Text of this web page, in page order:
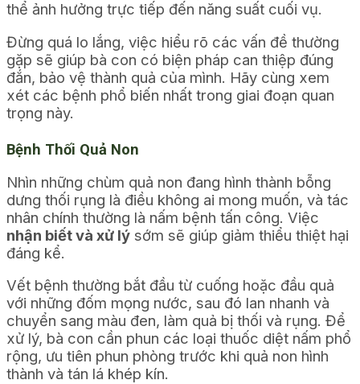
thể ảnh hưởng trực tiếp đến năng suất cuối vụ.
Đừng quá lo lắng, việc hiểu rõ các vấn đề thường
gặp sẽ giúp bà con có biện pháp can thiệp đúng
đắn, bảo vệ thành quả của mình. Hãy cùng xem
xét các bệnh phổ biến nhất trong giai đoạn quan
trọng này.
Bệnh Thối Quả Non
Nhìn những chùm quả non đang hình thành bỗng
dưng thối rụng là điều không ai mong muốn, và tác
nhân chính thường là nấm bệnh tấn công. Việc
nhận biết và xử lý sớm sẽ giúp giảm thiểu thiệt hại
đáng kể.
Vết bệnh thường bắt đầu từ cuống hoặc đầu quả
với những đốm mọng nước, sau đó lan nhanh và
chuyển sang màu đen, làm quả bị thối và rụng. Để
xử lý, bà con cần phun các loại thuốc diệt nấm phổ
rộng, ưu tiên phun phòng trước khi quả non hình
thành và tán lá khép kín.